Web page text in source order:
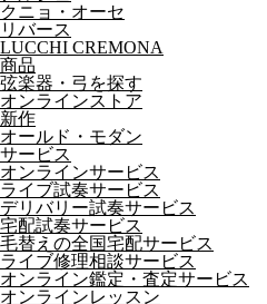
クニョ・オーセ
リバース
LUCCHI CREMONA
商品
弦楽器・弓を探す
オンラインストア
新作
オールド・モダン
サービス
オンラインサービス
ライブ試奏サービス
デリバリー試奏サービス
宅配試奏サービス
毛替えの全国宅配サービス
ライブ修理相談サービス
オンライン鑑定・査定サービス
オンラインレッスン